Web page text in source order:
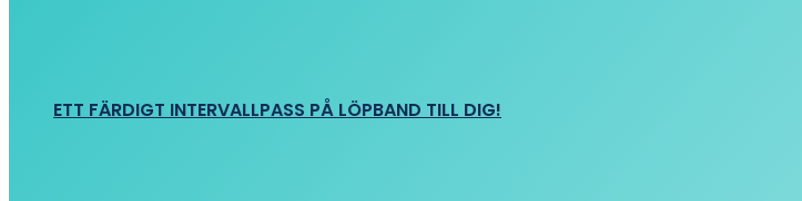
ETT FÄRDIGT INTERVALLPASS PÅ LÖPBAND TILL DIG!